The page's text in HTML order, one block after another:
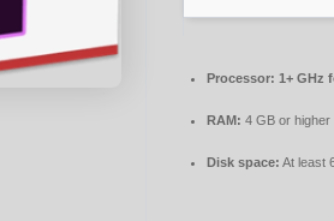
Processor: 1+ GHz
RAM: 4 GB or higher
Disk space: At least